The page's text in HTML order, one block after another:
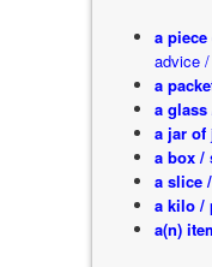
a piece
advice
a
a
a jar of
a box /
a slice
a kilo /
a(n)